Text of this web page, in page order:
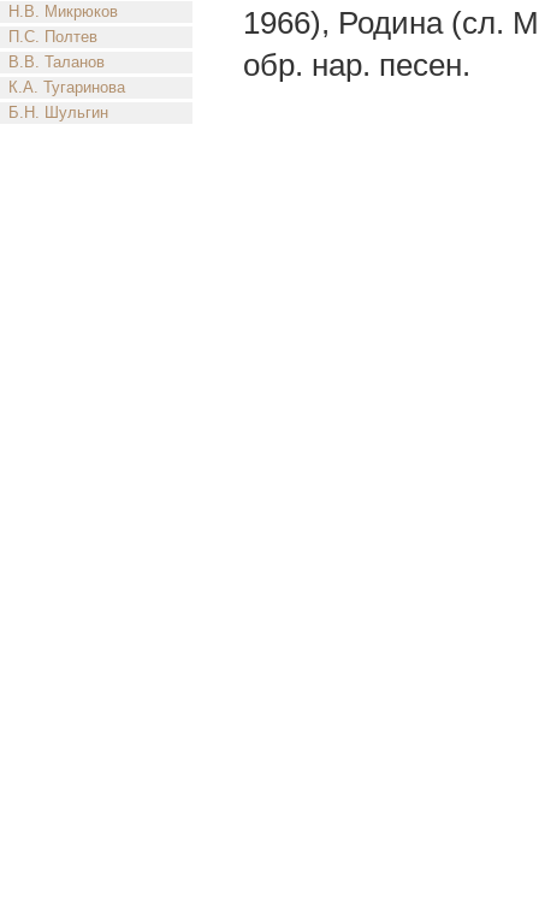
Н.В. Микрюков
П.С. Полтев
В.В. Таланов
К.А. Тугаринова
Б.Н. Шульгин
1966), Родина (сл.
обр. нар. песен.